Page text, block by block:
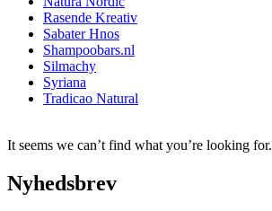
Rasende Kreativ
Sabater Hnos
Shampoobars.nl
Silmachy
Syriana
Tradicao Natural
It seems we can’t find what you’re looking for.
Nyhedsbrev